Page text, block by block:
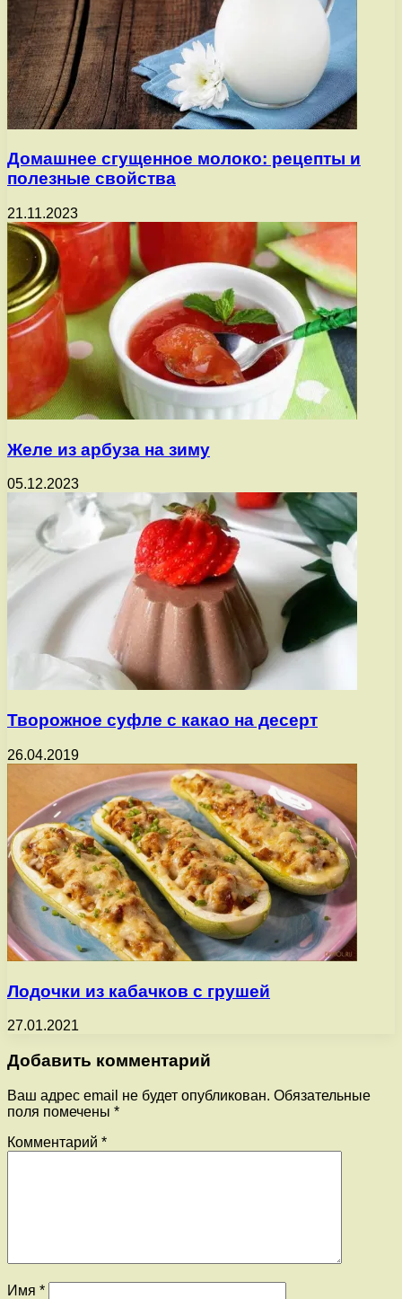
Домашнее сгущенное молоко: рецепты и
полезные свойства
21.11.2023
Желе из арбуза на зиму
05.12.2023
Творожное суфле с какао на десерт
26.04.2019
Лодочки из кабачков с грушей
27.01.2021
Добавить комментарий
Ваш адрес email не будет опубликован. Обязательные
поля помечены *
Комментарий *
Имя *